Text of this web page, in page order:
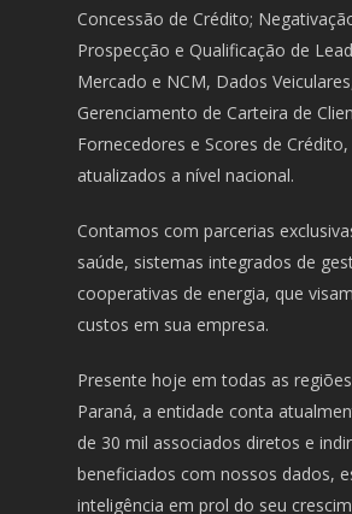
Concessão de Crédito;
Prospecção e Qualificação de
Mercado e NCM, Dados
Gerenciamento de Carteira de
Fornecedores e Scores de
atualizados a nível nacional.
Contamos com parcerias
saúde, sistemas integrados de
cooperativas de energia, que
custos em sua empresa.
Presente hoje em todas as
Paraná, a entidade conta
de 30 mil associados diretos e
beneficiados com nossos dados,
inteligência em prol do seu